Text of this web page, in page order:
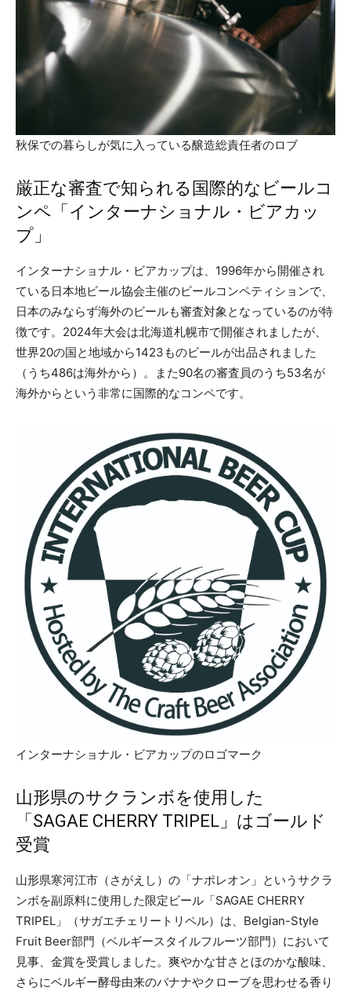
秋保での暮らしが気に入っている醸造総責任者のロブ
厳正な審査で知られる国際的なビールコ
ンペ「インターナショナル・ビアカッ
プ」
インターナショナル・ビアカップは、1996年から開催され
ている日本地ビール協会主催のビールコンペティションで、
日本のみならず海外のビールも審査対象となっているのが特
徴です。2024年大会は北海道札幌市で開催されましたが、
世界20の国と地域から1423ものビールが出品されました
（うち486は海外から）。また90名の審査員のうち53名が
海外からという非常に国際的なコンペです。
インターナショナル・ビアカップのロゴマーク
山形県のサクランボを使用した
「SAGAE CHERRY TRIPEL」はゴールド
受賞
山形県寒河江市（さがえし）の「ナポレオン」というサクラ
ンボを副原料に使用した限定ビール「SAGAE CHERRY
TRIPEL」（サガエチェリートリペル）は、Belgian-Style
Fruit Beer部門（ベルギースタイルフルーツ部門）において
見事、金賞を受賞しました。爽やかな甘さとほのかな酸味、
さらにベルギー酵母由来のバナナやクローブを思わせる香り